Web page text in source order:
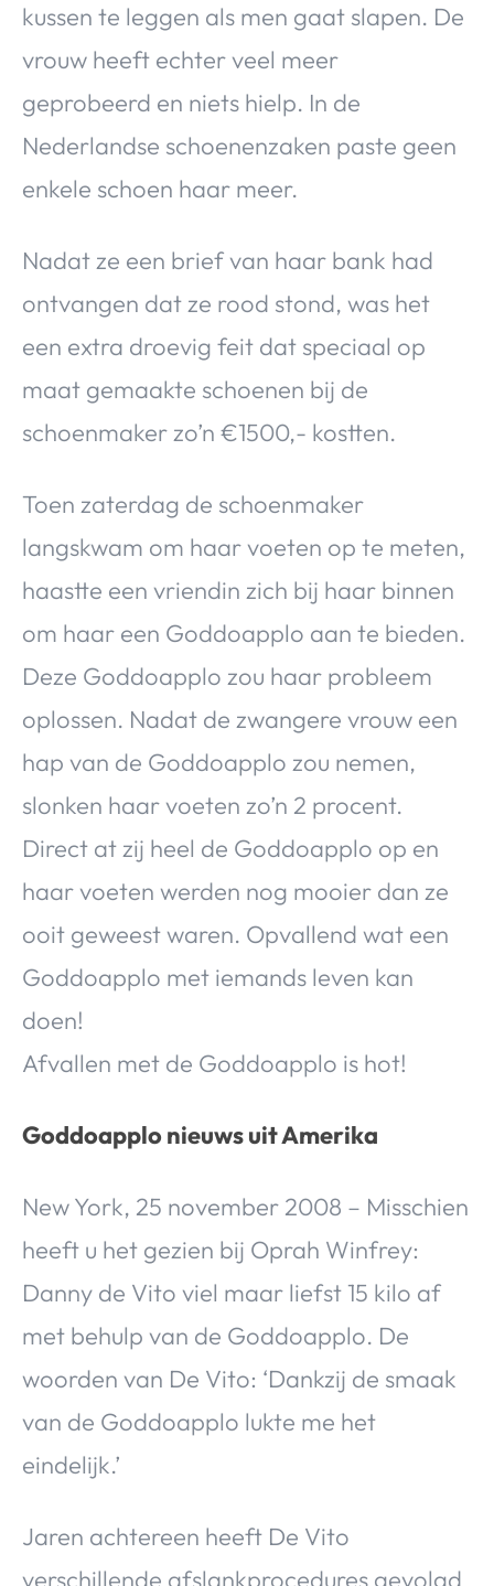
kussen te leggen als men gaat slapen. De
vrouw heeft echter veel meer
geprobeerd en niets hielp. In de
Nederlandse schoenenzaken paste geen
enkele schoen haar meer.
Nadat ze een brief van haar bank had
ontvangen dat ze rood stond, was het
een extra droevig feit dat speciaal op
maat gemaakte schoenen bij de
schoenmaker zo’n €1500,- kostten.
Toen zaterdag de schoenmaker
langskwam om haar voeten op te meten,
haastte een vriendin zich bij haar binnen
om haar een Goddoapplo aan te bieden.
Deze Goddoapplo zou haar probleem
oplossen. Nadat de zwangere vrouw een
hap van de Goddoapplo zou nemen,
slonken haar voeten zo’n 2 procent.
Direct at zij heel de Goddoapplo op en
haar voeten werden nog mooier dan ze
ooit geweest waren. Opvallend wat een
Goddoapplo met iemands leven kan
doen!
Afvallen met de Goddoapplo is hot!
Goddoapplo nieuws uit Amerika
New York, 25 november 2008 – Misschien
heeft u het gezien bij Oprah Winfrey:
Danny de Vito viel maar liefst 15 kilo af
met behulp van de Goddoapplo. De
woorden van De Vito: ‘Dankzij de smaak
van de Goddoapplo lukte me het
eindelijk.’
Jaren achtereen heeft De Vito
verschillende afslankprocedures gevolgd